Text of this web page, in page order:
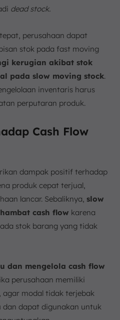
dead stock.
perusahaan dapat
stok pada fast moving
kerugian akibat stok
pada slow moving stock.
inventaris harus
perputaran produk.
Cash Flow
dampak positif terhadap
produk cepat terjual,
lancar. Sebaliknya, slow
cash flow karena
stok barang yang tidak
dan mengelola cash flow
perusahaan memiliki
agar modal tidak terjebak
dapat digunakan untuk